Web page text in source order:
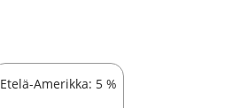
Etelä-Amerikka: 5 %